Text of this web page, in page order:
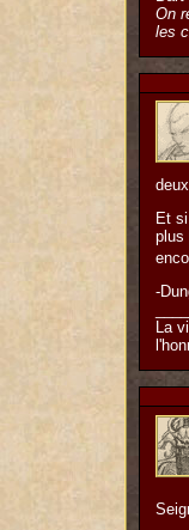
On
les
Et
plus
-
La